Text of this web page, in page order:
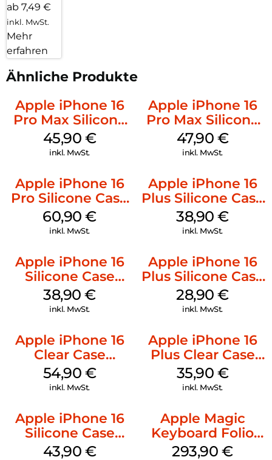
ab 7,49 €
inkl. MwSt.
Mehr
erfahren
Ähnliche Produkte
Apple iPhone 16
Pro Max Silicone
Case MagSafe
Ultramarine
45,90 €
inkl. MwSt.
Apple iPhone 16
Pro Max Silicone
Case MagSafe
Black
47,90 €
inkl. MwSt.
Apple iPhone 16
Pro Silicone Case
MagSafe Stone
Gray
60,90€
inkl. MwSt.
Apple iPhone 16
Plus Silicone Case
MagSafe Denim
38,90€
inkl. MwSt.
Apple iPhone 16
Silicone Case
MagSafe
Ultramarine
38,90€
inkl. MwSt.
Apple iPhone 16
Plus Silicone Case
MagSafe Black
28,90€
inkl. MwSt.
Apple iPhone 16
Clear Case
MagSafe
Transparent
54,90 €
inkl. MwSt.
Apple iPhone 16
Plus Clear Case
MagSafe
Transparent
35,90 €
inkl. MwSt.
Apple iPhone 16
Silicone Case
MagSafe Plum
43,90 €
Apple Magic
Keyboard Folio
iPad 10.9″ (10.Gen.)
293,90€